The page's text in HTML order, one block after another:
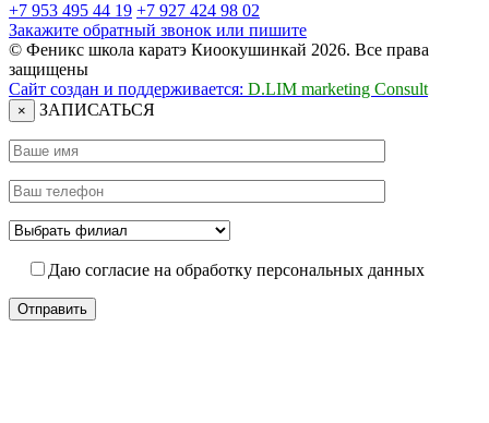
+7 953 495 44 19 +7 927 424 98 02
Закажите обратный звонок или пишите
© Феникс школа каратэ Киоокушинкай 2026. Все права
защищены
Сайт создан и поддерживается: D.LIM marketing Consult
× ЗАПИСАТЬСЯ
Даю согласие на обработку персональных данных
Отправить